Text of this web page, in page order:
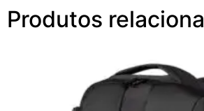
Produtos